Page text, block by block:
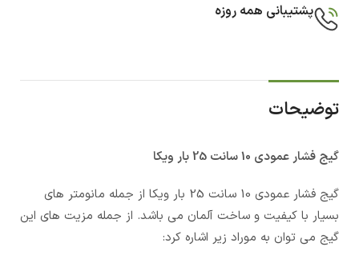
پشتیبانی همه روزه
توضیحات
گیج فشار عمودی 10 سانت 25 بار ویکا
گیج فشار عمودی 10 سانت 25 بار ویکا از جمله مانومتر های
بسیار با کیفیت و ساخت آلمان می باشد. از جمله مزیت های این
گیج می توان به موراد زیر اشاره کرد: